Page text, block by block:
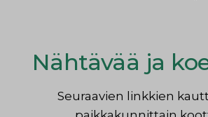
Nähtävää ja
Seuraavien linkkien